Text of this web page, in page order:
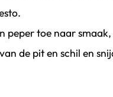
aan te vinken
aan te vinken
peper toe naar
aan te vinken
de pit en schil en
aan te vinken